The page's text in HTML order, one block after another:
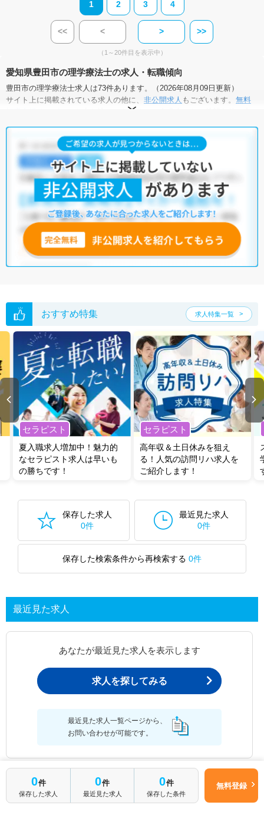
1 2 3 4
<< < > >>
（1～20件目を表示中）
愛知県豊田市の理学療法士の求人・転職傾向
豊田市の理学療法士求人は73件あります。（2026年08月09日更新）
サイト上に掲載されている求人の他に、 非公開求人 もございます。 無料
にお申し込みいただくと、全求人からご希望条件に合
豊田市の理学療法士求人では以下のような条件が人気です。
土日祝休・積極採用中・ 新卒OK ・ 正社員(正職員)
クリニック・介護福祉施設・訪問リハビリ(在宅医療)・
・保育園
他の条件でも人気の求人がございますので、「こだわり条件」から検索
いただくか、お気軽にお問い合わせください。
全国の理学療法士求人
無料転職支援サービス
にお申し込みいただくと、ご希望条件をヒアリン
グした上で求人をご提案いたします。
い。
おすすめ特集 求人特集一覧
セラピスト
夏入職求人増加中！魅力的
なセラピスト求人は早いも
の勝ちです！
セラピスト
高年収＆土日休みを狙え
る！人気の訪問リハ求人を
ご紹介します！
保存した求人
0件
最近見た求人
0件
保存した検索条件から再検索する 0件
最近見た求人
あなたが最近見た求人を表示します
求人を探してみる
最近見た求人一覧ページから、
お問い合わせが可能です。
最近見た求人一覧
0件
保存した求人
0件
最近見た求人
0件
保存した条件
無料登録